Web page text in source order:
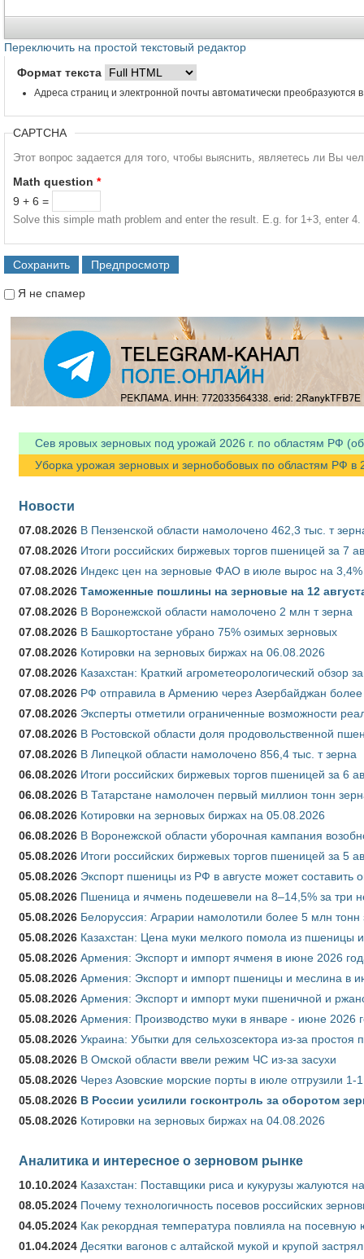
Переключить на простой текстовый редактор
Формат текста
Адреса страниц и электронной почты автоматически преобразуются
CAPTCHA
Этот вопрос задается для того, чтобы выяснить, являетесь ли Вы
Math question *
9 + 6 =
Solve this simple math problem and enter the result. E.g. for 1+3, enter 4.
Я не спамер
Сев яровых зерновых под урожай 2026 г. по областям РФ
Уборка урожая зерновых и зернобобовых по областям РФ в
Новости
07.08.2026 В Пензенской области намолочено 462,3 тыс. т
07.08.2026 Итоги российских биржевых торгов пшеницей за 7
07.08.2026 Индекс цен на зерновые ФАО в июле вырос на 3,4%
07.08.2026 Таможенные пошлины на зерновые на 12
07.08.2026 В Воронежской области намолочено 2 млн т зерна
07.08.2026 В Башкортостане убрано 75% озимых зерновых
07.08.2026 Котировки на зерновых биржах на 06.08.2026
07.08.2026 Казахстан: Краткий агрометеорологический обзор
07.08.2026 РФ отправила в Армению через Азербайджан более
07.08.2026 Эксперты отметили ограниченные возможности
07.08.2026 В Ростовской области доля продовольственной
07.08.2026 В Липецкой области намолочено 856,4 тыс. т зерна
06.08.2026 Итоги российских биржевых торгов пшеницей за 6
06.08.2026 В Татарстане намолочен первый миллион тонн
06.08.2026 Котировки на зерновых биржах на 05.08.2026
06.08.2026 В Воронежской области уборочная кампания
05.08.2026 Итоги российских биржевых торгов пшеницей за 5
05.08.2026 Экспорт пшеницы из РФ в августе может составить
05.08.2026 Пшеница и ячмень подешевели на 8–14,5% за три
05.08.2026 Белоруссия: Аграрии намолотили более 5 млн тонн
05.08.2026 Казахстан: Цена муки мелкого помола из пшеницы
05.08.2026 Армения: Экспорт и импорт ячменя в июне 2026
05.08.2026 Армения: Экспорт и импорт пшеницы и меслина в
05.08.2026 Армения: Экспорт и импорт муки пшеничной и
05.08.2026 Армения: Производство муки в январе - июне 2026
05.08.2026 Украина: Убытки для сельхозсектора из-за простоя
05.08.2026 В Омской области ввели режим ЧС из-за засухи
05.08.2026 Через Азовские морские порты в июле отгрузили
05.08.2026 В России усилили госконтроль за оборотом
05.08.2026 Котировки на зерновых биржах на 04.08.2026
Аналитика и интересное о зерновом рынке
10.10.2024 Казахстан: Поставщики риса и кукурузы жалуются
08.05.2024 Почему технологичность посевов российских
04.05.2024 Как рекордная температура повлияла на
01.04.2024 Десятки вагонов с алтайской мукой и крупой